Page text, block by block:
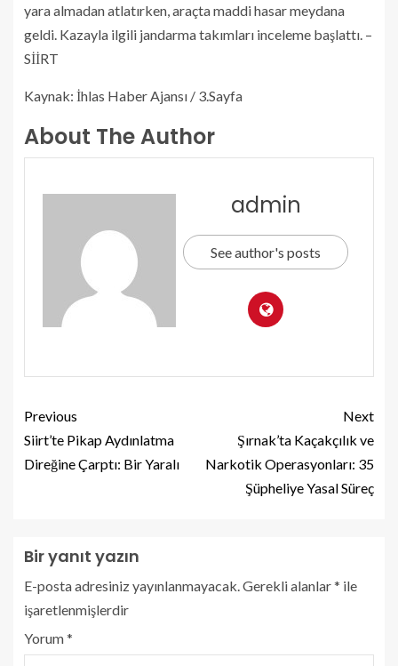
yara almadan atlatırken, araçta maddi hasar meydana
geldi. Kazayla ilgili jandarma takımları inceleme başlattı. –
SİİRT
Kaynak: İhlas Haber Ajansı / 3.Sayfa
About The Author
admin
See author's posts
Previous
Siirt’te Pikap Aydınlatma
Direğine Çarptı: Bir Yaralı
Next
Şırnak’ta Kaçakçılık ve
Narkotik Operasyonları: 35
Şüpheliye Yasal Süreç
Bir yanıt yazın
E-posta adresiniz yayınlanmayacak. Gerekli alanlar* ile
işaretlenmişlerdir
Yorum*